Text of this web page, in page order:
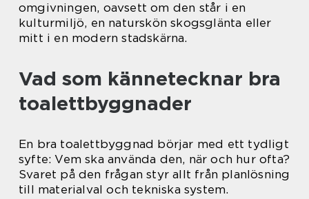
omgivningen, oavsett om den står i en
kulturmiljö, en naturskön skogsglänta eller
mitt i en modern stadskärna.
Vad som kännetecknar bra
toalettbyggnader
En bra toalettbyggnad börjar med ett tydligt
syfte: Vem ska använda den, när och hur ofta?
Svaret på den frågan styr allt från planlösning
till materialval och tekniska system.